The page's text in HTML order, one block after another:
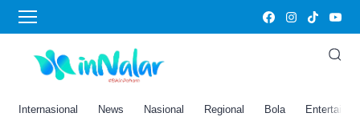
Internasional News Nasional Regional Bola
Home›
Darwin Nunez Diminati Al
Hilal 70 Juta Poundsterling!